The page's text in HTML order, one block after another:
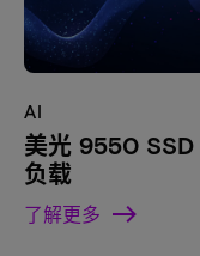
AI
美光 9550
负载
了解更多